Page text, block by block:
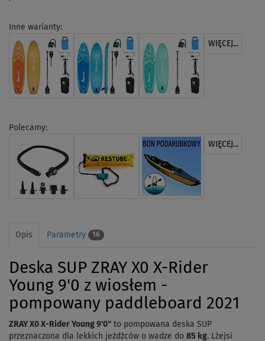
Inne warianty:
WIĘCEJ...
Polecamy:
WIĘCEJ...
Opis Parametry 16
Deska SUP ZRAY X0 X-Rider
Young 9'0 z wiosłem -
pompowany paddleboard 2021
ZRAY X0 X-Rider Young 9'0" to pompowana deska SUP
przeznaczona dla lekkich jeźdźców o wadze do 85 kg. Lżejsi